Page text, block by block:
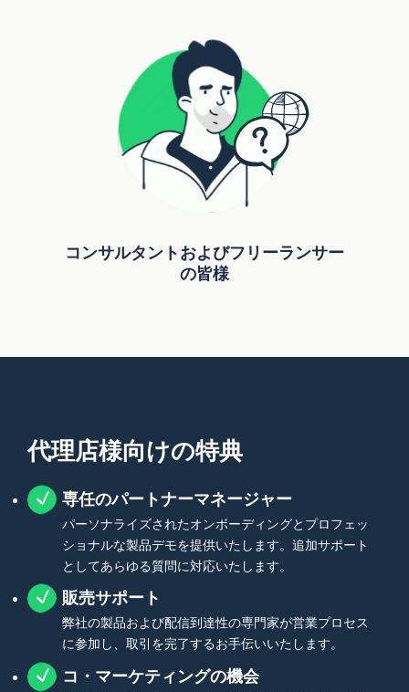
コンサルタントおよびフリーランサー
の皆様
代理店様向けの特典
専任のパートナーマネージャー
パーソナライズされたオンボーディングとプロフェッ
ショナルな製品デモを提供いたします。追加サポート
としてあらゆる質問に対応いたします。
販売サポート
弊社の製品および配信到達性の専門家が営業プロセス
に参加し、取引を完了するお手伝いいたします。
コ・マーケティングの機会